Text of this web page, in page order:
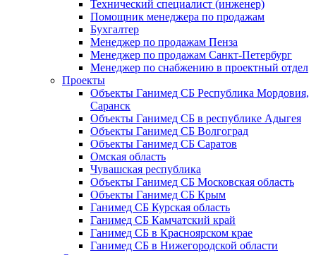
Технический специалист (инженер)
Помощник менеджера по продажам
Бухгалтер
Менеджер по продажам Пенза
Менеджер по продажам Санкт-Петербург
Менеджер по снабжению в проектный отдел
Проекты
Объекты Ганимед СБ Республика Мордовия,
Саранск
Объекты Ганимед СБ в республике Адыгея
Объекты Ганимед СБ Волгоград
Объекты Ганимед СБ Саратов
Омская область
Чувашская республика
Объекты Ганимед СБ Московская область
Объекты Ганимед СБ Крым
Ганимед СБ Курская область
Ганимед СБ Камчатский край
Ганимед СБ в Красноярском крае
Ганимед СБ в Нижегородской области